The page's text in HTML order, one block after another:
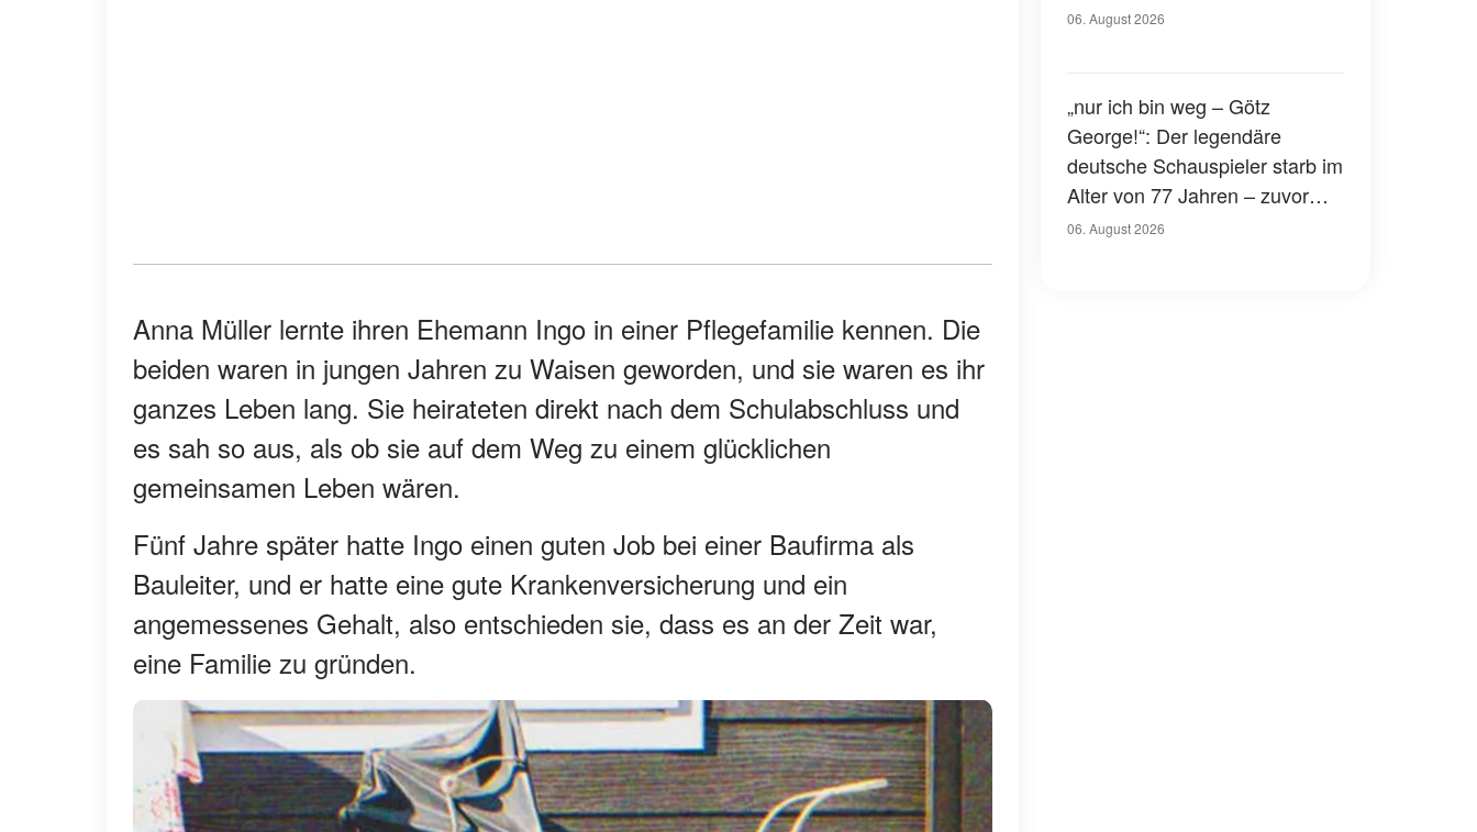
Anna Müller lernte ihren Ehemann Ingo in einer Pflegefamilie kennen. Die
beiden waren in jungen Jahren zu Waisen geworden, und sie waren es ihr
ganzes Leben lang. Sie heirateten direkt nach dem Schulabschluss und
es sah so aus, als ob sie auf dem Weg zu einem glücklichen
gemeinsamen Leben wären.
Fünf Jahre später hatte Ingo einen guten Job bei einer Baufirma als
Bauleiter, und er hatte eine gute Krankenversicherung und ein
angemessenes Gehalt, also entschieden sie, dass es an der Zeit war,
eine Familie zu gründen.
06. August 2026
„nur ich bin weg – Götz
George!“: Der legendäre
deutsche Schauspieler starb im
Alter von 77 Jahren – zuvor
hatte er über seinen eigenen
06. August 2026